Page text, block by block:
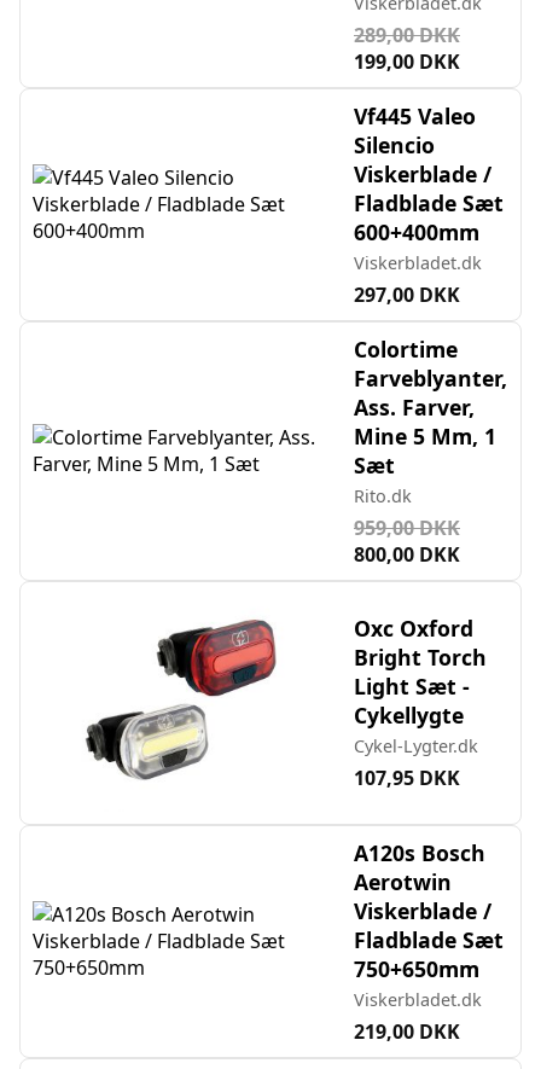
289,00 DKK
199,00 DKK
Vf445 Valeo
Silencio
Viskerblade /
Fladblade Sæt
600+400mm
Viskerbladet.dk
297,00 DKK
Colortime
Farveblyanter,
Ass. Farver,
Mine 5 Mm, 1
Sæt
Rito.dk
959,00 DKK
800,00 DKK
Oxc Oxford
Bright Torch
Light Sæt -
Cykellygte
Cykel-Lygter.dk
107,95 DKK
A120s Bosch
Aerotwin
Viskerblade /
Fladblade Sæt
750+650mm
Viskerbladet.dk
219,00 DKK